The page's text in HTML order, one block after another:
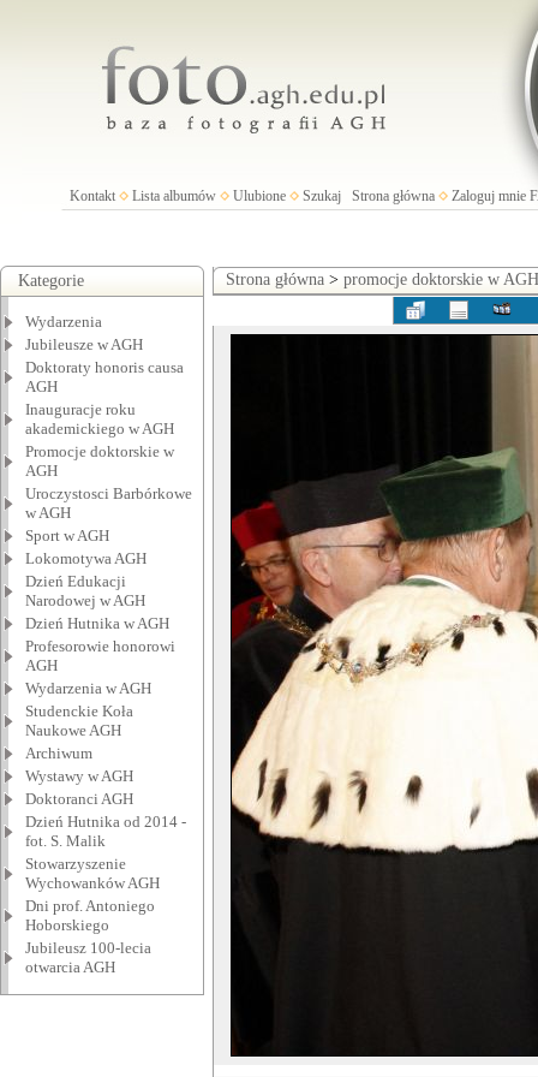
Kontakt Lista albumów Ulubione Szukaj Strona główna Zaloguj mnie
Kategorie
Wydarzenia
Jubileusze w AGH
Doktoraty honoris causa
AGH
Inauguracje roku
akademickiego w AGH
Promocje doktorskie w
AGH
Uroczystosci Barbórkowe
w AGH
Sport w AGH
Lokomotywa AGH
Dzień Edukacji
Narodowej w AGH
Dzień Hutnika w AGH
Profesorowie honorowi
AGH
Wydarzenia w AGH
Studenckie Koła
Naukowe AGH
Archiwum
Wystawy w AGH
Doktoranci AGH
Dzień Hutnika od 2014 -
fot. S. Malik
Stowarzyszenie
Wychowanków AGH
Dni prof. Antoniego
Hoborskiego
Jubileusz 100-lecia
otwarcia AGH
Strona główna > promocje doktorskie w AGH